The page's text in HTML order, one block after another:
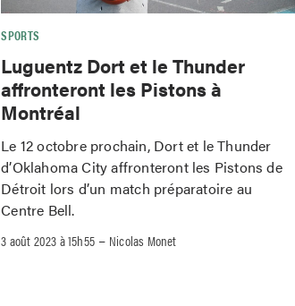
SPORTS
Luguentz Dort et le Thunder
affronteront les Pistons à
Montréal
Le 12 octobre prochain, Dort et le Thunder
d’Oklahoma City affronteront les Pistons de
Détroit lors d’un match préparatoire au
Centre Bell.
3 août 2023 à 15h55 – Nicolas Monet